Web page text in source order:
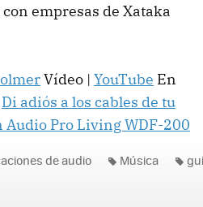
empresas de Xataka
Vídeo | YouTube En
Di adiós a los cables de tu
Audio Pro Living WDF-200
de audio Música